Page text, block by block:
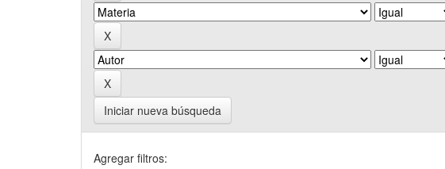
Iniciar nueva búsqueda
Agregar filtros: